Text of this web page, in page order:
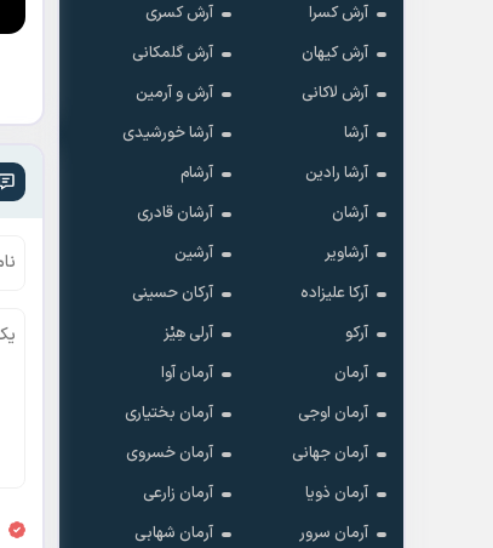
آرش کسرا
آرش کسری
آرش کیهان
آرش گلمکانی
آرش لاکانی
آرش و آرمین
آرشا
آرشا خورشیدی
آرشا رادین
آرشام
آرشان
آرشان قادری
آرشاویر
آرشین
آرکا علیزاده
آرکان حسینی
آرکو
آرلی هِیْز
آرمان
آرمان آوا
آرمان اوجی
آرمان بختیاری
آرمان جهانی
آرمان خسروی
آرمان ذویا
آرمان زارعی
آرمان سرور
آرمان شهابی